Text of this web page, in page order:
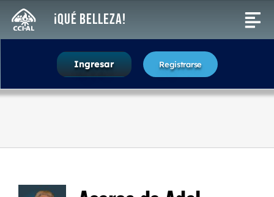
Saltar
¡Qué Belleza!
Actividades
Buscar:
Ingresar Registrarse